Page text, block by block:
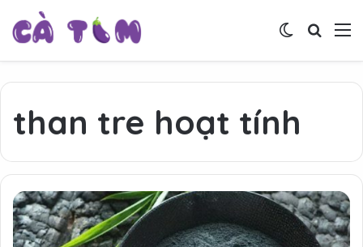
Tìm
Switch skin
than tre hoạt tính